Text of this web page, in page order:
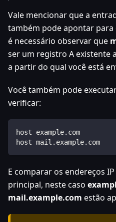
Vale mencionar que a
também pode apontar para
é necessário observar que
ser um registro A existente
a partir do qual você está
Você também pode
verificar:
host example.com
host mail.example.com
E comparar os endereços
principal, neste caso
mail.example.com estão